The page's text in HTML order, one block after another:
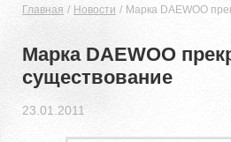
Главная Новости Марка DAEWOO
Марка DAEWOO
существование
23.01.2011